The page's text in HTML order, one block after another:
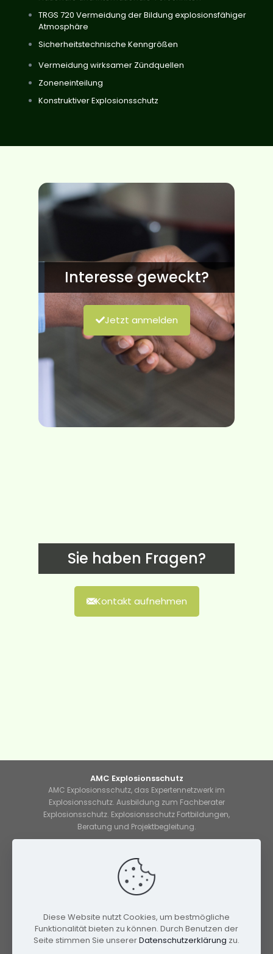
TRGS 720 Vermeidung der Bildung explosionsfähiger
Atmosphäre
Sicherheitstechnische Kenngrößen
Vermeidung wirksamer Zündquellen
Zoneneinteilung
Konstruktiver Explosionsschutz
Interesse geweckt?
Jetzt anmelden
Sie haben Fragen?
Kontakt aufnehmen
AMC Explosionsschutz
AMC Explosionsschutz, das Expertennetzwerk im
Explosionsschutz. Ausbildung zum Fachberater
Explosionsschutz. Explosionsschutz Fortbildungen,
Beratung und Projektbegleitung.
Lauchwasenstraße 1
76709 Kronau
Tel: 07253/209854-0
Fax: 07253/209854-9
Nützliche Links
Kontakt
Diese Website nutzt Cookies, um bestmögliche
Funktionalität bieten zu können. Durch Benutzen der
Seite stimmen Sie unsererDatenschutzerklärung zu.